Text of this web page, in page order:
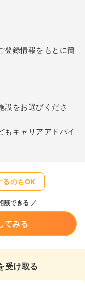
登録情報をもとに簡
設をお選びくださ
もキャリアアドバイ
るのもOK
談できる
てみる
受け取る